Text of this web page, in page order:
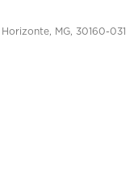
MG, 30160-031